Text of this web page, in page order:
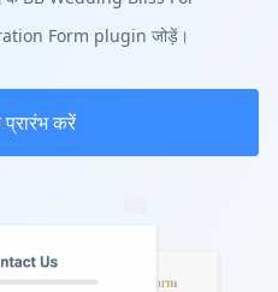
Form plugin जोड़ें।
करें